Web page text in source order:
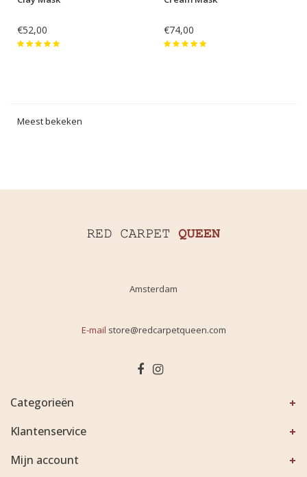
€52,00 €74,00
Meest bekeken
Amsterdam
E-mail store@redcarpetqueen.com
Categorieën
Klantenservice
Mijn account